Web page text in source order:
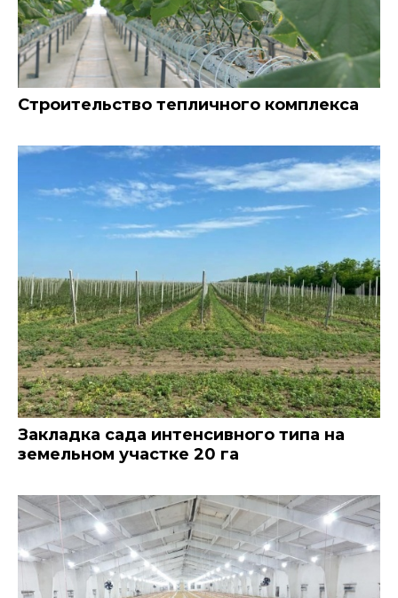
Строительство тепличного комплекса
Закладка сада интенсивного типа на
земельном участке 20 га